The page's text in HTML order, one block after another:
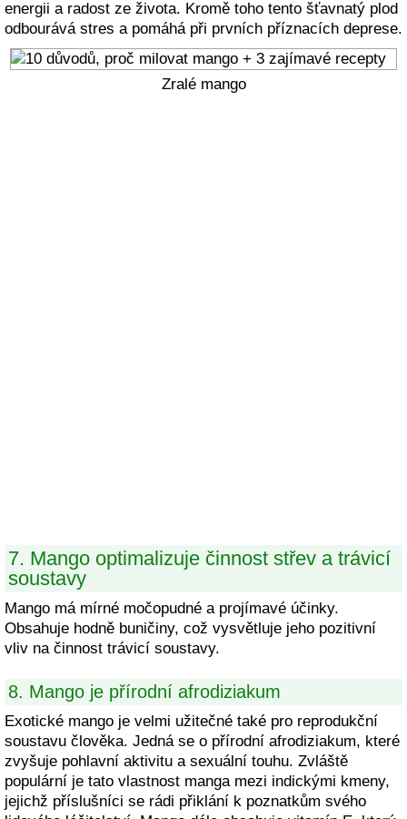
energii a radost ze života. Kromě toho tento šťavnatý plod
odbourává stres a pomáhá při prvních příznacích deprese.
Zralé mango
7. Mango optimalizuje činnost střev a trávicí
soustavy
Mango má mírné močopudné a projímavé účinky.
Obsahuje hodně buničiny, což vysvětluje jeho pozitivní
vliv na činnost trávicí soustavy.
8. Mango je přírodní afrodiziakum
Exotické mango je velmi užitečné také pro reprodukční
soustavu člověka. Jedná se o přírodní afrodiziakum, které
zvyšuje pohlavní aktivitu a sexuální touhu. Zvláště
populární je tato vlastnost manga mezi indickými kmeny,
jejichž příslušníci se rádi přiklání k poznatkům svého